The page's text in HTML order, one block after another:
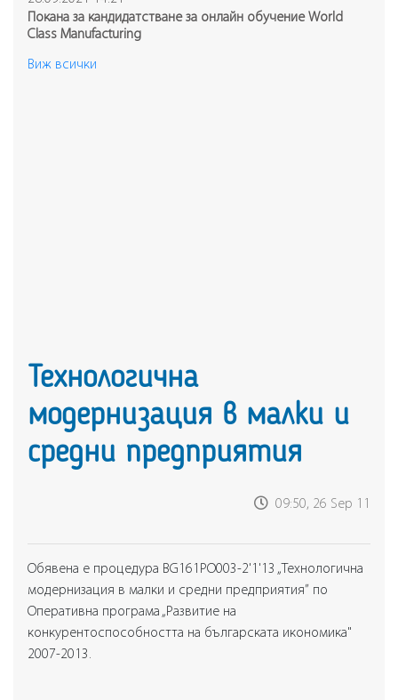
Покана за кандидатстване за онлайн обучение World
Class Manufacturing
Виж всички
Технологична
модернизация в малки и
средни предприятия
09:50, 26 Sep 11
Обявена е процедура BG161PO003-2'1'13 „Технологична
модернизация в малки и средни предприятия” по
Оперативна програма „Развитие на
конкурентоспособността на българската икономика"
2007-2013.